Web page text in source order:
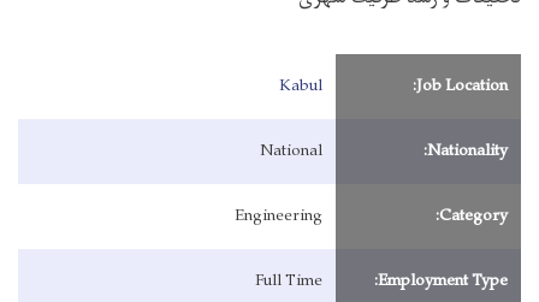
Job Location:
Kabul
Nationality:
National
Category:
Engineering
Employment Type:
Full Time